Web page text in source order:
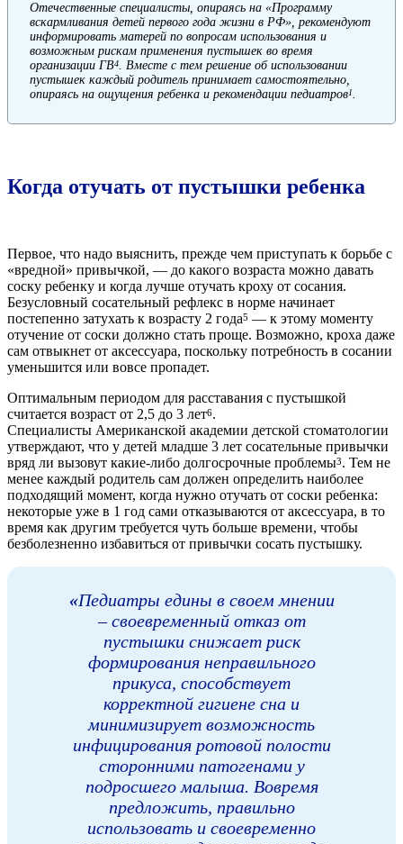
Отечественные специалисты, опираясь на «Программу
вскармливания детей первого года жизни в РФ», рекомендуют
информировать матерей по вопросам использования и
возможным рискам применения пустышек во время
организации ГВ4. Вместе с тем решение об использовании
пустышек каждый родитель принимает самостоятельно,
опираясь на ощущения ребенка и рекомендации педиатров1.
Когда отучать от пустышки ребенка
Первое, что надо выяснить, прежде чем приступать к борьбе с
«вредной» привычкой, — до какого возраста можно давать
соску ребенку и когда лучше отучать кроху от сосания.
Безусловный сосательный рефлекс в норме начинает
постепенно затухать к возрасту 2 года5 — к этому моменту
отучение от соски должно стать проще. Возможно, кроха даже
сам отвыкнет от аксессуара, поскольку потребность в сосании
уменьшится или вовсе пропадет.
Оптимальным периодом для расставания с пустышкой
считается возраст от 2,5 до 3 лет6.
Специалисты Американской академии детской стоматологии
утверждают, что у детей младше 3 лет сосательные привычки
вряд ли вызовут какие-либо долгосрочные проблемы3. Тем не
менее каждый родитель сам должен определить наиболее
подходящий момент, когда нужно отучать от соски ребенка:
некоторые уже в 1 год сами отказываются от аксессуара, в то
время как другим требуется чуть больше времени, чтобы
безболезненно избавиться от привычки сосать пустышку.
«Педиатры едины в своем мнении
– своевременный отказ от
пустышки снижает риск
формирования неправильного
прикуса, способствует
корректной гигиене сна и
минимизирует возможность
инфицирования ротовой полости
сторонними патогенами у
подросшего малыша. Вовремя
предложить, правильно
использовать и своевременно